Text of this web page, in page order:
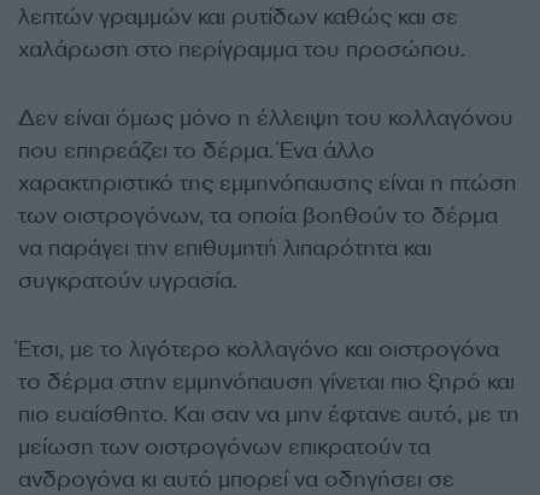
λεπτών γραμμών και ρυτίδων καθώς και σε
χαλάρωση στο περίγραμμα του προσώπου.
Δεν είναι όμως μόνο η έλλειψη του κολλαγόνου
που επηρεάζει το δέρμα. Ένα άλλο
χαρακτηριστικό της εμμηνόπαυσης είναι η πτώση
των οιστρογόνων, τα οποία βοηθούν το δέρμα
να παράγει την επιθυμητή λιπαρότητα και
συγκρατούν υγρασία.
Έτσι, με το λιγότερο κολλαγόνο και οιστρογόνα
το δέρμα στην εμμηνόπαυση γίνεται πιο ξηρό και
πιο ευαίσθητο. Και σαν να μην έφτανε αυτό, με τη
μείωση των οιστρογόνων επικρατούν τα
ανδρογόνα κι αυτό μπορεί να οδηγήσει σε